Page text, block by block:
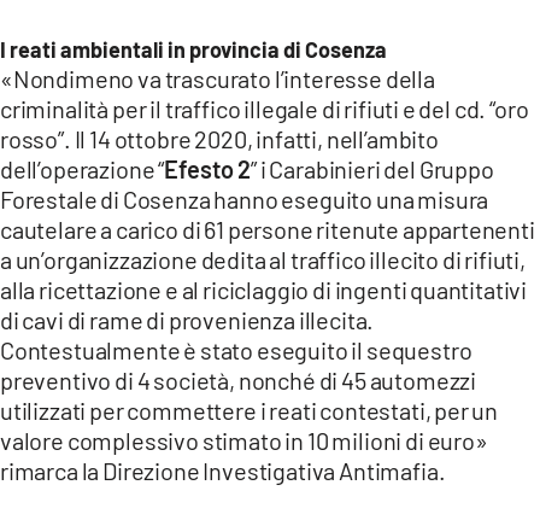
I reati ambientali in provincia di Cosenza
«Nondimeno va trascurato l’interesse della
criminalità per il traffico illegale di rifiuti e del cd. “oro
rosso”. Il 14 ottobre 2020, infatti, nell’ambito
dell’operazione “Efesto 2” i Carabinieri del Gruppo
Forestale di Cosenza hanno eseguito una misura
cautelare a carico di 61 persone ritenute appartenenti
a un’organizzazione dedita al traffico illecito di rifiuti,
alla ricettazione e al riciclaggio di ingenti quantitativi
di cavi di rame di provenienza illecita.
Contestualmente è stato eseguito il sequestro
preventivo di 4 società, nonché di 45 automezzi
utilizzati per commettere i reati contestati, per un
valore complessivo stimato in 10 milioni di euro»
rimarca la Direzione Investigativa Antimafia.